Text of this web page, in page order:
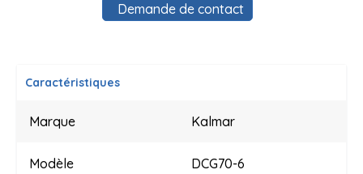
Demande de contact
Caractéristiques
Marque Kalmar
Modèle DCG70-6